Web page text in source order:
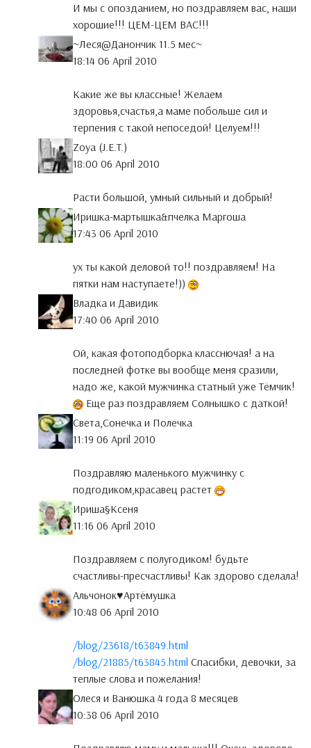
И мы с опозданием, но поздравляем вас, наши
хорошие!!! ЦЕМ-ЦЕМ ВАС!!!
~Леся@Данончик 11.5 мeс~
18:14 06 April 2010
Какие же вы классные! Желаем
здоровья,счастья,а маме побольше сил и
терпения с такой непоседой! Целуем!!!
Zoya (J.E.T.)
18:00 06 April 2010
Расти большой, умный сильный и добрый!
Иришка-мартышка&пчелка Маргоша
17:43 06 April 2010
ух ты какой деловой то!! поздравляем! На
пятки нам наступаете!))
Владка и Давидик
17:40 06 April 2010
Ой, какая фотоподборка класснючая! а на
последней фотке вы вообще меня сразили,
надо же, какой мужчинка статный уже Тёмчик!
Еще раз поздравляем Солнышко с даткой!
Света,Сонечка и Полечка
11:19 06 April 2010
Поздравляю маленького мужчинку с
подгодиком,красавец растет
Ириша§Ксеня
11:16 06 April 2010
Поздравляем с полугодиком! будьте
счастливы-пресчастливы! Как здорово сделала!
Альчонок♥Артёмушка
10:48 06 April 2010
/blog/23618/t63849.html
/blog/21885/t63845.html Спасибки, девочки, за
теплые слова и пожелания!
Олеся и Ванюшка 4 года 8 месяцев
10:38 06 April 2010